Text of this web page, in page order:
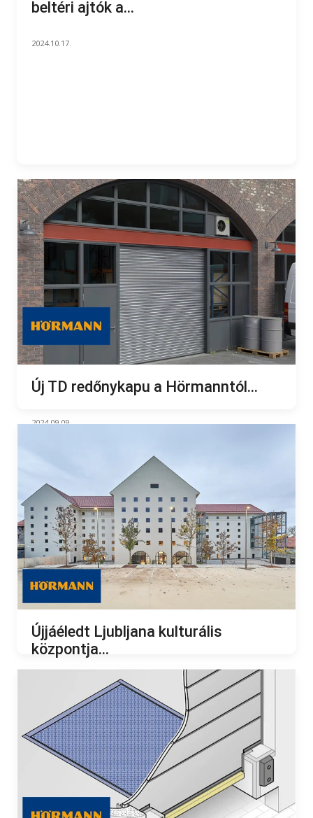
beltéri ajtók a...
2024.10.17.
Új TD redőnykapu a Hörmanntól...
2024.09.09.
Újjáéledt Ljubljana kulturális
központja...